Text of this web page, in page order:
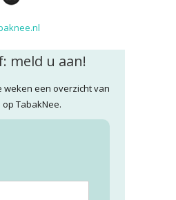
meld u aan!
weken een overzicht van
TabakNee.